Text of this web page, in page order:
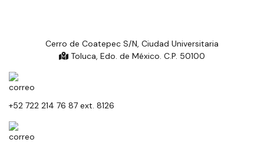
Cerro de Coatepec S/N, Ciudad Universitaria
Toluca, Edo. de México. C.P. 50100
+52 722 214 76 87 ext. 8126